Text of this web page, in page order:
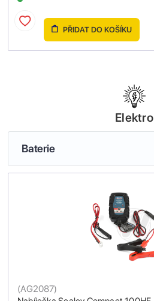
PŘIDAT DO KOŠÍKU
Elektro
Baterie
(AG2087)